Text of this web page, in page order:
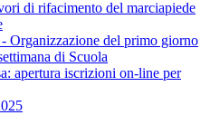
di rifacimento del marciapiede
Organizzazione del primo giorno
di Scuola
apertura iscrizioni on-line per